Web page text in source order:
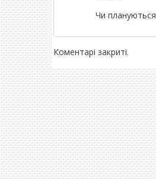
Чи
Коментарі закриті.